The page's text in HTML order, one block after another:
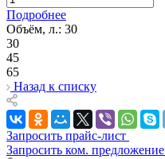
Подробнее
Объём, л.: 30
30
45
65
Назад к списку
Запросить прайс-лист
Запросить ком. предложение